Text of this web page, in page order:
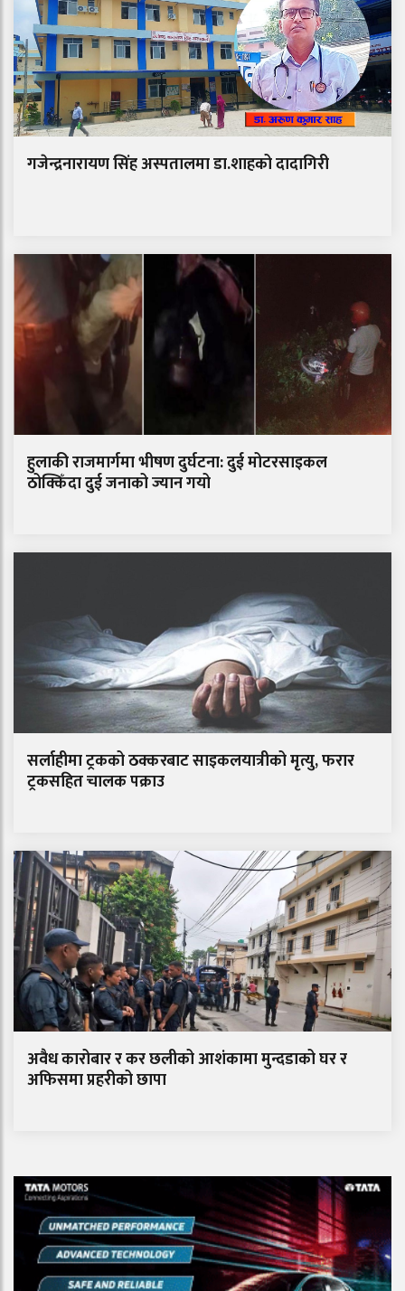
गजेन्द्रनारायण सिंह अस्पतालमा डा.शाहको दादागिरी
हुलाकी राजमार्गमा भीषण दुर्घटना: दुई मोटरसाइकल
ठोक्किँदा दुई जनाको ज्यान गयो
सर्लाहीमा ट्रकको ठक्करबाट साइकलयात्रीको मृत्यु, फरार
ट्रकसहित चालक पक्राउ
अवैध कारोबार र कर छलीको आशंकामा मुन्दडाको घर र
अफिसमा प्रहरीको छापा